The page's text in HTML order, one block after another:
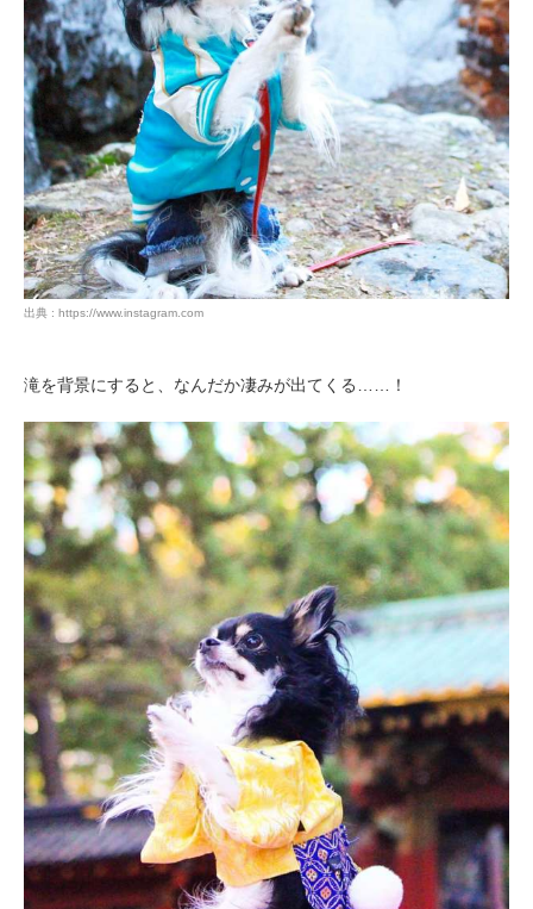
出典 : https://www.instagram.com
滝を背景にすると、なんだか凄みが出てくる……！
閉じる
pecodogs
いぬ部をフォロー
pecocats
PECOアプリをダウンロード済みの方
アプリで開く